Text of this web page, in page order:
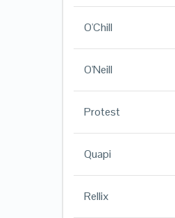
O'Chill
O'Neill
Protest
Quapi
Rellix